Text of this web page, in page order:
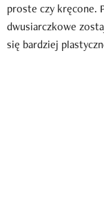
proste czy kręcone.
dwusiarczkowe
się bardziej